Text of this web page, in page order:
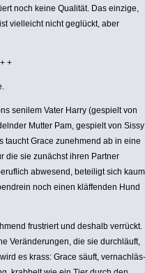
noch keine Qualität. Das einzige,
ist viel­leicht nicht geglückt, aber
+
senilem Vater Harry (gespielt von
Mutter Pam, gespielt von Sissy
taucht Grace zunehmend ab in eine
die sie zunächst ihren Partner
abwesend, beteiligt sich kaum
noch einen kläf­fenden Hund
frus­triert und deshalb verrückt.
Verän­de­rungen, die sie durch­läuft,
es krass: Grace säuft, vernach­läs­